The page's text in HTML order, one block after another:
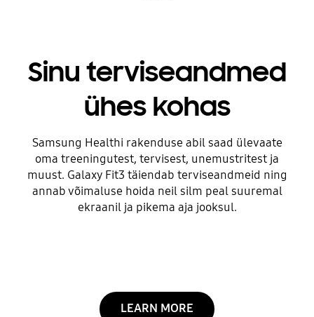
Sinu terviseandmed
ühes kohas
Samsung Healthi rakenduse abil saad ülevaate
oma treeningutest, tervisest, unemustritest ja
muust. Galaxy Fit3 täiendab terviseandmeid ning
annab võimaluse hoida neil silm peal suuremal
ekraanil ja pikema aja jooksul.
LEARN MORE